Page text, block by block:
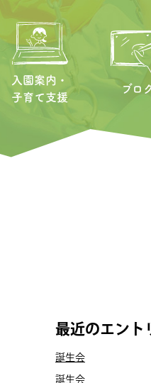
入園案内・
子育て支援
ブロ
最近のエント
誕生会
誕生会